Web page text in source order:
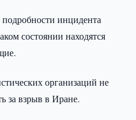
инцидента
состоянии находятся
организаций не
за взрыв в Иране.